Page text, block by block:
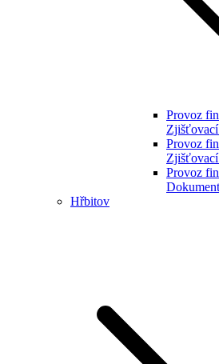
Provoz
Provoz
Provoz
Hřbitov